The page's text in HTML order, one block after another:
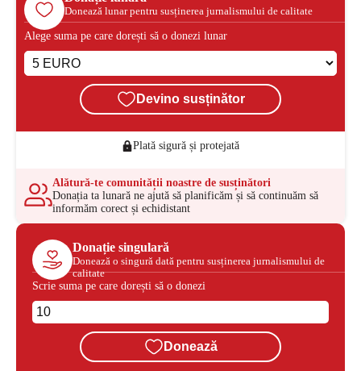
Donează lunar pentru susținerea jurnalismului de calitate
Alege suma pe care dorești să o donezi lunar
Devino susținător
Plată sigură și protejată
Alătură-te comunității noastre de susținători
Donația ta lunară ne ajută să planificăm și să continuăm să
informăm corect și echidistant
Donație singulară
Donează o singură dată pentru susținerea jurnalismului de
calitate
Scrie suma pe care dorești să o donezi
Donează